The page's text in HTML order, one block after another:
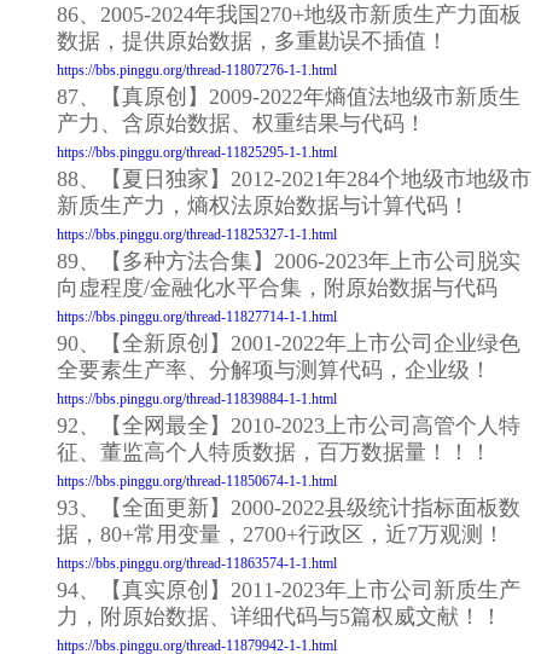
86、2005-2024年我国270+地级市新质生产力面板
数据，提供原始数据，多重勘误不插值！
https://bbs.pinggu.org/thread-11807276-1-1.html
87、【真原创】2009-2022年熵值法地级市新质生
产力、含原始数据、权重结果与代码！
https://bbs.pinggu.org/thread-11825295-1-1.html
88、【夏日独家】2012-2021年284个地级市地级市
新质生产力，熵权法原始数据与计算代码！
https://bbs.pinggu.org/thread-11825327-1-1.html
89、【多种方法合集】2006-2023年上市公司脱实
向虚程度/金融化水平合集，附原始数据与代码
https://bbs.pinggu.org/thread-11827714-1-1.html
90、【全新原创】2001-2022年上市公司企业绿色
全要素生产率、分解项与测算代码，企业级！
https://bbs.pinggu.org/thread-11839884-1-1.html
92、【全网最全】2010-2023上市公司高管个人特
征、董监高个人特质数据，百万数据量！！！
https://bbs.pinggu.org/thread-11850674-1-1.html
93、【全面更新】2000-2022县级统计指标面板数
据，80+常用变量，2700+行政区，近7万观测！
https://bbs.pinggu.org/thread-11863574-1-1.html
94、【真实原创】2011-2023年上市公司新质生产
力，附原始数据、详细代码与5篇权威文献！！
https://bbs.pinggu.org/thread-11879942-1-1.html